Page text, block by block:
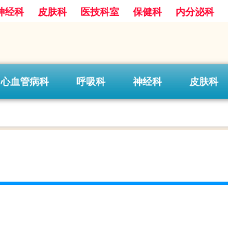
经科 皮肤科 医技科室 保健科 内分泌科
心血管病科 呼吸科 神经科 皮肤科